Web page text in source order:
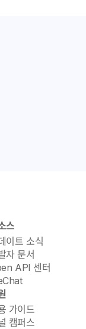
스
이트 소식
자 문서
API 센터
가이드
캠퍼스